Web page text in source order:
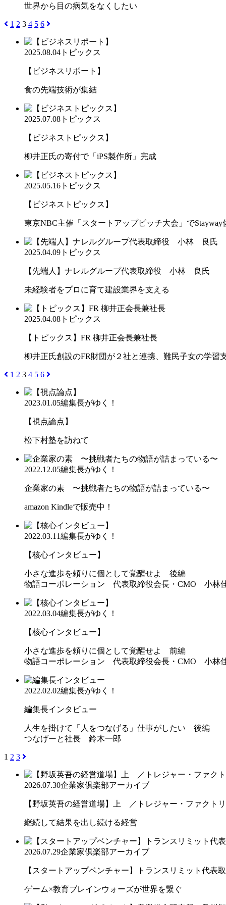
世界から目の病気をなくしたい
1 2 3 4 5 6
2025.08.04 トピックス
【ビジネスリポート】
食の先端技術が集結
2025.07.08 トピックス
【ビジネストピックス】
柳井正氏の寄付で「iPS製作所」完成
2025.05.16 トピックス
【ビジネストピックス】
東京NBC主催「スタートアップピッチ大会」でStayway
2025.04.09 トピックス
【先端人】ナレルグループ代表取締役 小林 良氏
未経験者をプロに育て建設業界を支える
2025.04.08 トピックス
【トピックス】FR 柳井正会長兼社長
柳井正氏創設のFR財団が２社と連携、難民子女の学習
1 2 3 4 5 6
2023.01.05編集長がゆく！
【視点論点】
松下村塾を訪ねて
2022.12.05編集長がゆく！
企業家の素 〜挑戦者たちの物語が詰まっている〜
amazon Kindleで販売中！
2022.03.11編集長がゆく！
【核心インタビュー】
小さな進歩を頼りに個として覚醒せよ 後編
物語コーポレーション 代表取締役会長・CMO 小林
2022.03.04編集長がゆく！
【核心インタビュー】
小さな進歩を頼りに個として覚醒せよ 前編
物語コーポレーション 代表取締役会長・CMO 小林
2022.02.02編集長がゆく！
編集長インタビュー
人生を掛けて「人をつなげる」仕事がしたい 後編
つなげーと社長 鈴木一郎
1 2 3
2026.07.30企業家倶楽部アーカイブ
【野坂英吾の経営道場】上 ／トレジャー・ファクト
継続して結果を出し続ける経営
2026.07.29企業家倶楽部アーカイブ
【スタートアップベンチャー】トランスリミット代表
ゲーム×教育ブレインウォーズが世界を繋ぐ